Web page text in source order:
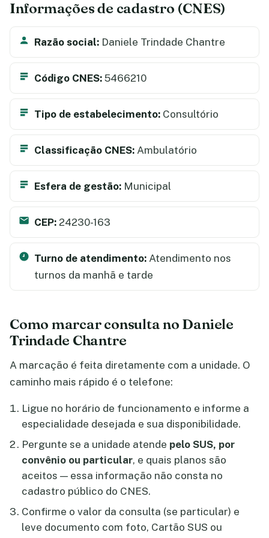
Informações de cadastro (CNES)
Razão social: Daniele Trindade Chantre
Código CNES: 5466210
Tipo de estabelecimento: Consultório
Classificação CNES: Ambulatório
Esfera de gestão: Municipal
CEP: 24230-163
Turno de atendimento: Atendimento nos
turnos da manhã e tarde
Como marcar consulta no Daniele
Trindade Chantre
A marcação é feita diretamente com a unidade. O
caminho mais rápido é o telefone:
Ligue no horário de funcionamento e informe a
especialidade desejada e sua disponibilidade.
Pergunte se a unidade atende pelo SUS, por
convênio ou particular, e quais planos são
aceitos — essa informação não consta no
cadastro público do CNES.
Confirme o valor da consulta (se particular) e
leve documento com foto, Cartão SUS ou